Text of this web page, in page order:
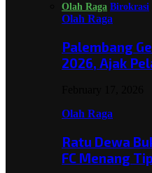
Olah Raga Birokrasi
Olah Raga
Palembang
2026, Ajak
Olah Raga
Ratu Dewa
FC Menang